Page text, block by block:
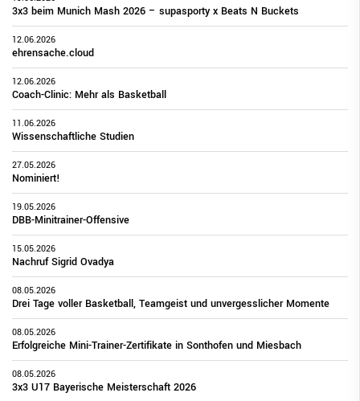
3x3 beim Munich Mash 2026 – supasporty x Beats N Buckets
12.06.2026
ehrensache.cloud
12.06.2026
Coach-Clinic: Mehr als Basketball
11.06.2026
Wissenschaftliche Studien
27.05.2026
Nominiert!
19.05.2026
DBB-Minitrainer-Offensive
15.05.2026
Nachruf Sigrid Ovadya
08.05.2026
Drei Tage voller Basketball, Teamgeist und unvergesslicher Momente
08.05.2026
Erfolgreiche Mini-Trainer-Zertifikate in Sonthofen und Miesbach
08.05.2026
3x3 U17 Bayerische Meisterschaft 2026